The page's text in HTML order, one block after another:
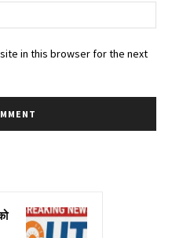
in this browser for the next